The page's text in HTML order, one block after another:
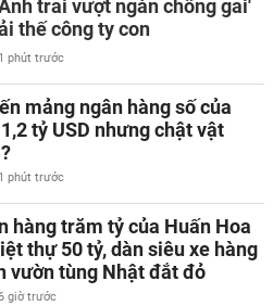
trai vượt ngàn chông gai'
thế công ty con
1 phút trước
mảng ngân hàng số của
tỷ USD nhưng chật vật
1 phút trước
hàng trăm tỷ của Huấn Hoa
thự 50 tỷ, dàn siêu xe hàng
vườn tùng Nhật đắt đỏ
giờ trước